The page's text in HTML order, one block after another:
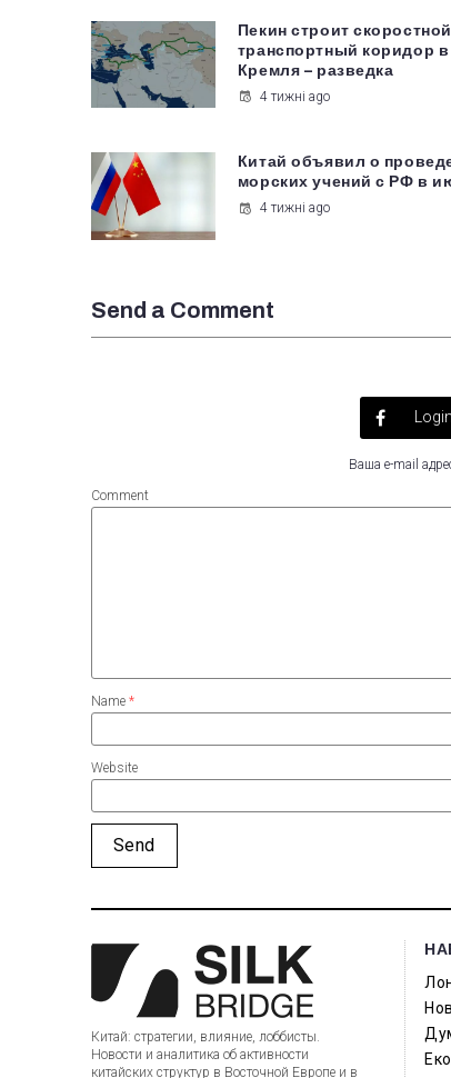
Пекин строит скоростной
транспортный коридор
Кремля – разведка
4 тижні ago
Китай объявил о
морских учений с РФ в
4 тижні ago
Send a Comment
Ваша e-mail
Comment
Name *
Website
Китай: стратегии, влияние, лоббисты.
Новости и аналитика об активности
китайских структур в Восточной Европе и в